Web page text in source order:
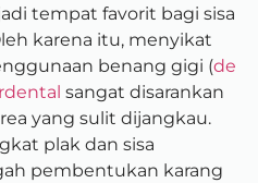
tempat favorit bagi sisa
karena itu, menyikat
benang gigi (de
sangat disarankan
yang sulit dijangkau.
plak dan sisa
pembentukan karang